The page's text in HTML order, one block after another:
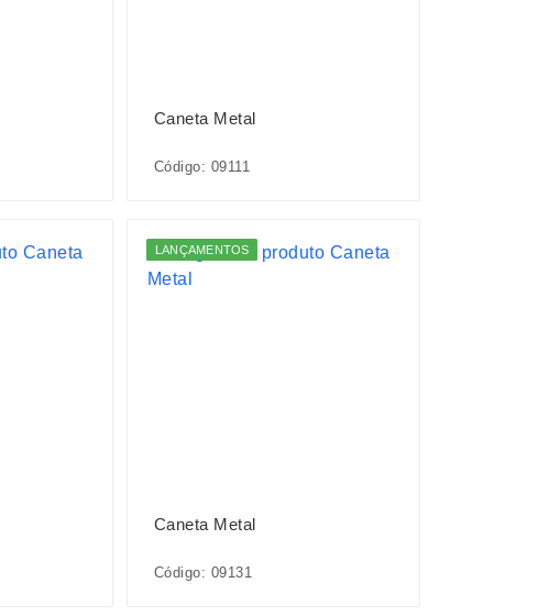
Caneta Metal
Código: 09111
LANÇAMENTOS
Caneta Metal
Código: 09131